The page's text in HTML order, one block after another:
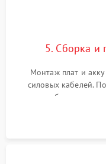
5. Сборка и
Монтаж плат и
силовых кабелей.
калибровки
срабатывания